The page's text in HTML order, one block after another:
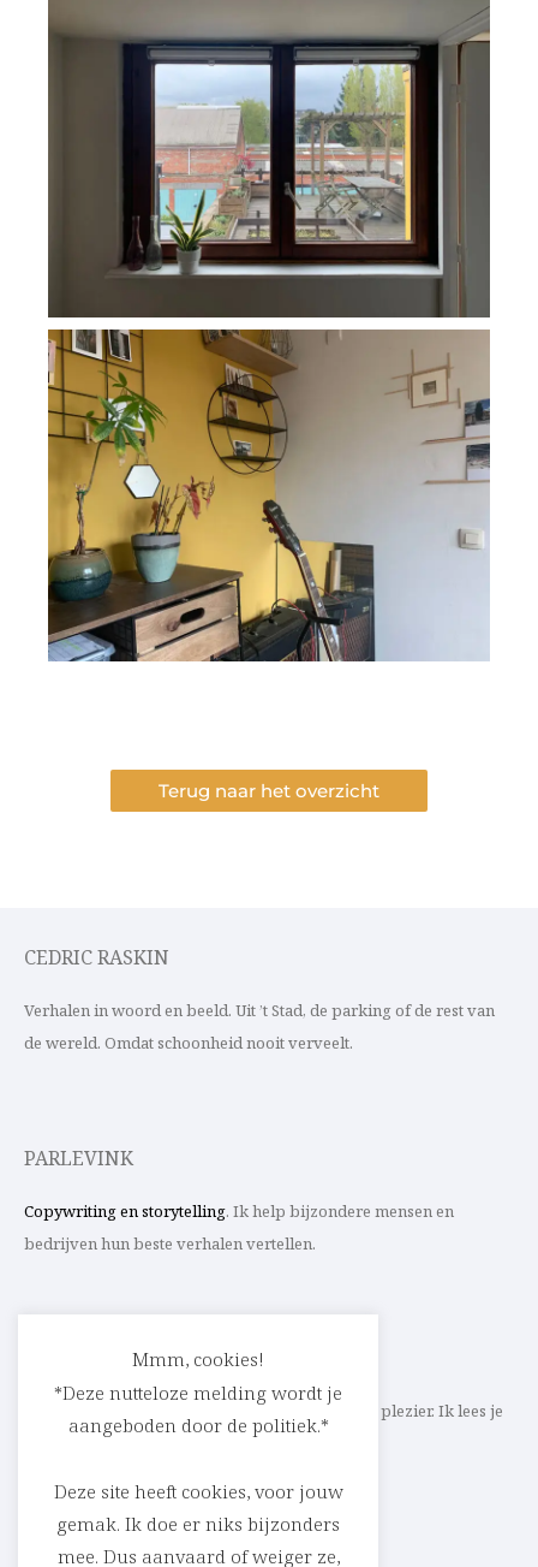
Terug naar het overzicht
CEDRIC RASKIN
Verhalen in woord en beeld. Uit ’t Stad, de parking of de rest van
de wereld. Omdat schoonheid nooit verveelt.
PARLEVINK
Copywriting en storytelling. Ik help bijzondere mensen en
bedrijven hun beste verhalen vertellen.
Schrijf ik straks mee aan jouw verhaal? Met veel plezier. Ik lees je
heel graag op
cedric@parlevink.be
SOCIAL
Mmm, cookies!
*Deze nutteloze melding wordt je
aangeboden door de politiek.*
Deze site heeft cookies, voor jouw
gemak. Ik doe er niks bijzonders
mee. Dus aanvaard of weiger ze,